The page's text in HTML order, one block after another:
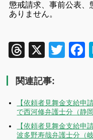
懲戒請求、事前公表、
ありません。
Threads
X
関連記事:
【依頼者見舞金支給申
で西河修弁護士分（静
【依頼者見舞金支給申
波多野寿哉弁護士分（岐